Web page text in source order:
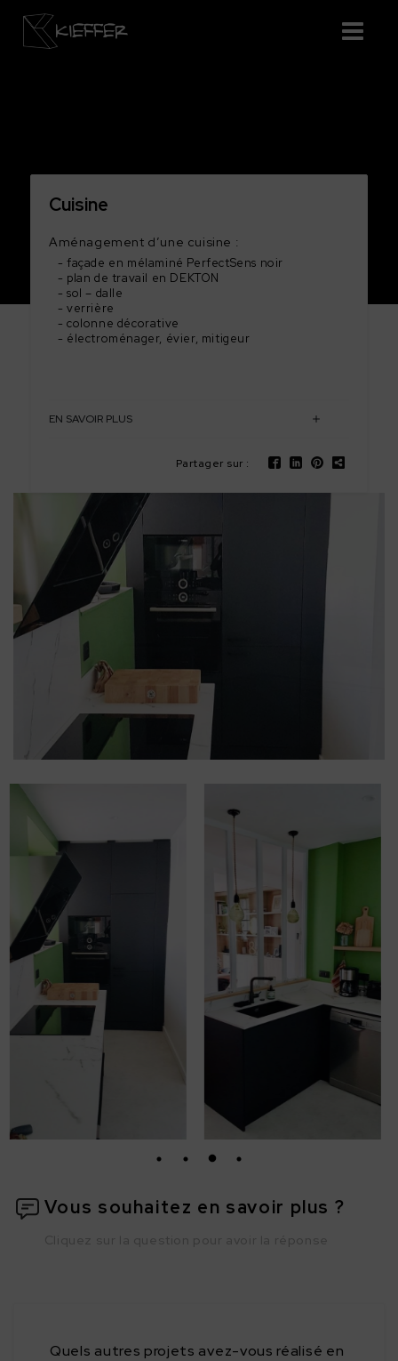
Cuisine
Aménagement d’une cuisine :
façade en mélaminé PerfectSens noir
plan de travail en DEKTON
sol – dalle
verrière
colonne décorative
électroménager, évier, mitigeur
EN SAVOIR PLUS
Partager sur :
Vous souhaitez en savoir plus ?
Quels autres projets avez-vous réalisé en